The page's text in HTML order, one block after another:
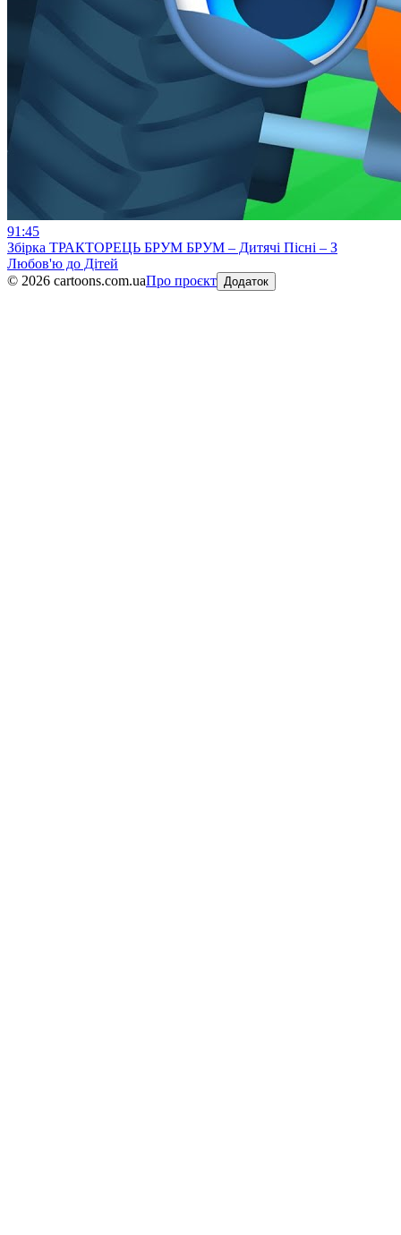
91:45
Збірка ТРАКТОРЕЦЬ БРУМ БРУМ – Дитячі Пісні – З
Любов'ю до Дітей
© 2026 cartoons.com.uaПро проєкт Додаток